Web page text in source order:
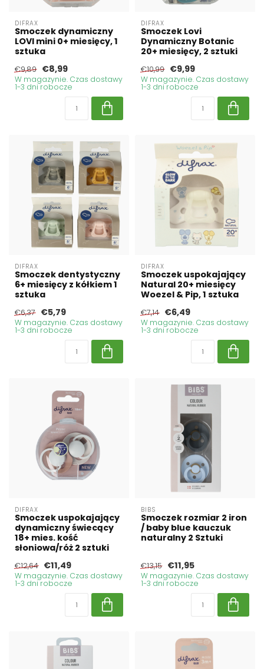
DIFRAX
Smoczek dynamiczny
LOVI mini 0+ miesięcy, 1
sztuka
€9,89 €8,99
W magazynie. Czas dostawy
1-3 dni robocze
DIFRAX
Smoczek Lovi
Dynamiczny Botanic
20+ miesięcy, 2 sztuki
€10,99 €9,99
W magazynie. Czas dostawy
1-3 dni robocze
DIFRAX
Smoczek dentystyczny
6+ miesięcy z kółkiem 1
sztuka
€6,37 €5,79
W magazynie. Czas dostawy
1-3 dni robocze
DIFRAX
Smoczek uspokajający
Natural 20+ miesięcy
Woezel & Pip, 1 sztuka
€7,14 €6,49
W magazynie. Czas dostawy
1-3 dni robocze
DIFRAX
Smoczek uspokajający
dynamiczny świecący
18+ mies. kość
słoniowa/róż 2 sztuki
€12,64 €11,49
W magazynie. Czas dostawy
1-3 dni robocze
BIBS
Smoczek rozmiar 2 iron
/ baby blue kauczuk
naturalny 2 Sztuki
€13,15 €11,95
W magazynie. Czas dostawy
1-3 dni robocze